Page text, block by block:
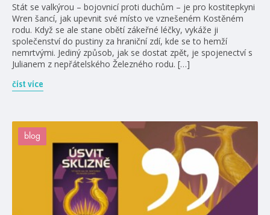
Stát se valkýrou – bojovnicí proti duchům – je pro kostitepkyni
Wren šancí, jak upevnit své místo ve vznešeném Kostěném
rodu. Když se ale stane obětí zákeřné léčky, vykáže ji
společenství do pustiny za hraniční zdí, kde se to hemží
nemrtvými. Jediný způsob, jak se dostat zpět, je spojenectví s
Julianem z nepřátelského Železného rodu. […]
číst více
blog